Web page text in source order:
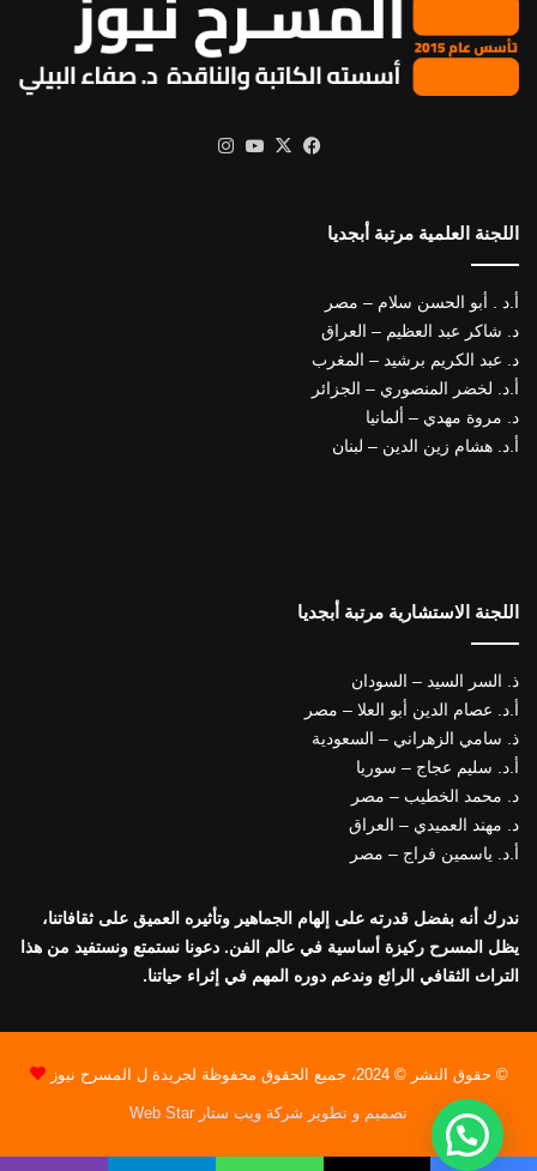
فيسبوك
X يوتيوب
اللجنة العلمية مرتبة أبجديا
أ.د . أبو الحسن سلام – مصر
د. شاكر عبد العظيم – العراق
د. عبد الكريم برشيد – المغرب
أ.د. لخضر المنصوري – الجزائر
د. مروة مهدي – ألمانيا
أ.د. هشام زين الدين – لبنان
اللجنة الاستشارية مرتبة أبجديا
ذ. السر السيد – السودان
أ.د. عصام الدين أبو العلا – مصر
ذ. سامي الزهراني – السعودية
أ.د. سليم عجاج – سوريا
د. محمد الخطيب – مصر
د. مهند العميدي – العراق
أ.د. ياسمين فراج – مصر
ندرك أنه بفضل قدرته على إلهام الجماهير وتأثيره العميق على ثقافاتنا،
يظل المسرح ركيزة أساسية في عالم الفن. دعونا نستمتع ونستفيد من هذا
التراث الثقافي الرائع وندعم دوره المهم في إثراء حياتنا.
© حقوق النشر © 2024، جميع الحقوق محفوظة لجريدة ل المسرح نيوز
تصميم و تطوير شركة ويب ستار Web Star